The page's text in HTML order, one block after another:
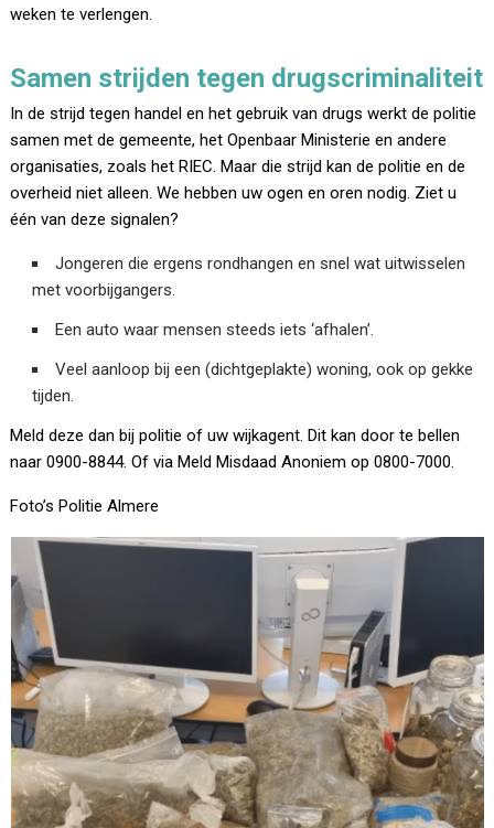
weken te verlengen.
Samen strijden tegen drugscriminaliteit
In de strijd tegen handel en het gebruik van drugs werkt de politie
samen met de gemeente, het Openbaar Ministerie en andere
organisaties, zoals het RIEC. Maar die strijd kan de politie en de
overheid niet alleen. We hebben uw ogen en oren nodig. Ziet u
één van deze signalen?
Jongeren die ergens rondhangen en snel wat uitwisselen
met voorbijgangers.
Een auto waar mensen steeds iets ‘afhalen’.
Veel aanloop bij een (dichtgeplakte) woning, ook op gekke
tijden.
Meld deze dan bij politie of uw wijkagent. Dit kan door te bellen
naar 0900-8844. Of via Meld Misdaad Anoniem op 0800-7000.
Foto’s Politie Almere